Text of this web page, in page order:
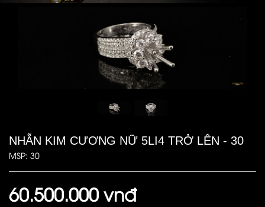
NHẪN KIM CƯƠNG NỮ 5LI4 TRỞ LÊN - 30
MSP: 30
60.500.000 vnđ